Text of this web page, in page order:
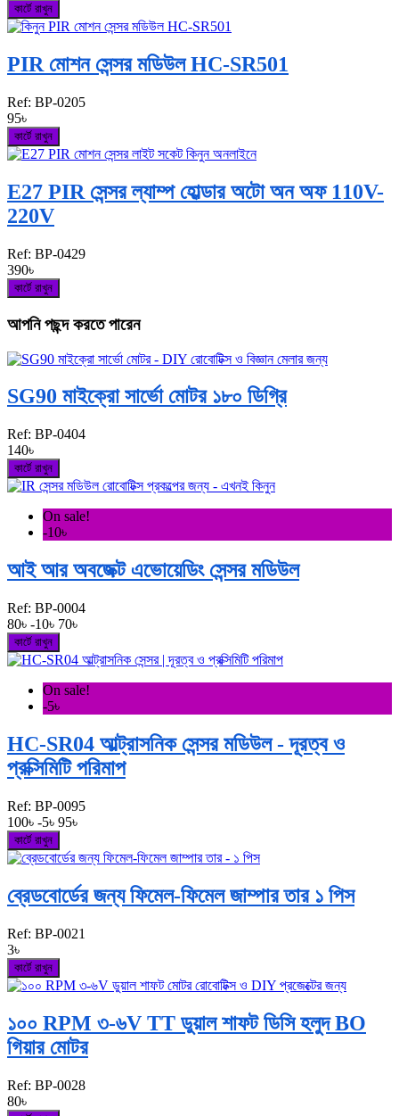
কার্টে রাখুন
PIR মোশন সেন্সর মডিউল HC-SR501
Ref: BP-0205
95৳
কার্টে রাখুন
E27 PIR সেন্সর ল্যাম্প হোল্ডার অটো অন অফ 110V-
220V
Ref: BP-0429
390৳
কার্টে রাখুন
আপনি পছন্দ করতে পারেন
SG90 মাইক্রো সার্ভো মোটর ১৮০ ডিগ্রি
Ref: BP-0404
140৳
কার্টে রাখুন
On sale!
-10৳
আই আর অবজেক্ট এভোয়েডিং সেন্সর মডিউল
Ref: BP-0004
80৳ -10৳ 70৳
কার্টে রাখুন
On sale!
-5৳
HC-SR04 আল্ট্রাসনিক সেন্সর মডিউল - দূরত্ব ও
প্রক্সিমিটি পরিমাপ
Ref: BP-0095
100৳ -5৳ 95৳
কার্টে রাখুন
ব্রেডবোর্ডের জন্য ফিমেল-ফিমেল জাম্পার তার ১ পিস
Ref: BP-0021
3৳
কার্টে রাখুন
১০০ RPM ৩-৬V TT ডুয়াল শাফট ডিসি হলুদ BO
গিয়ার মোটর
Ref: BP-0028
80৳